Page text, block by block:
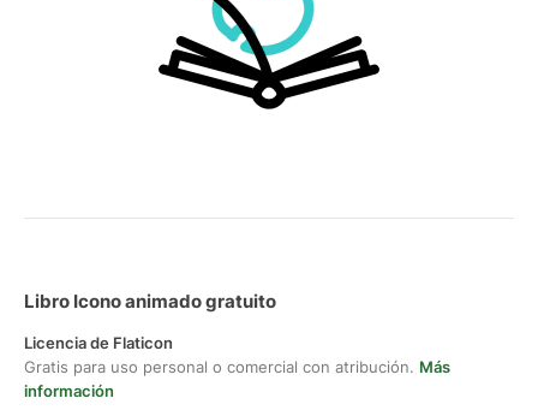
Libro Icono animado gratuito
Licencia de Flaticon
Gratis para uso personal o comercial con atribución. Más
información